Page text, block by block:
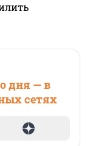
дня — в
сетях